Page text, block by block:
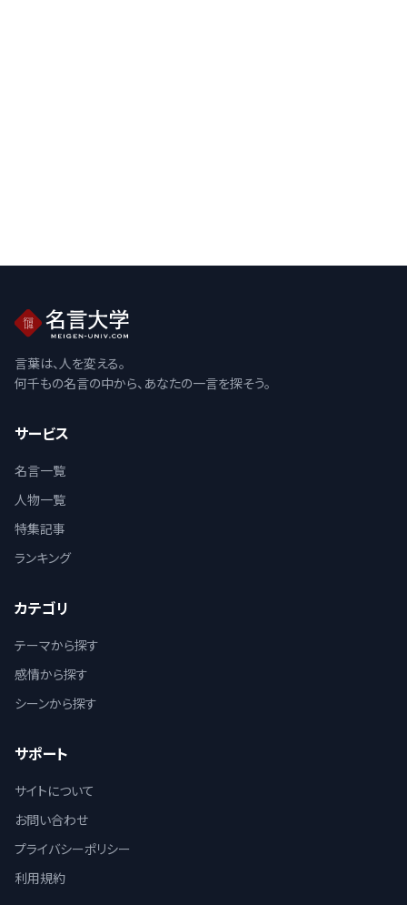
言葉は、人を変える。
何千もの名言の中から、あなたの一言を探そう。
サービス
名言一覧
人物一覧
特集記事
ランキング
カテゴリ
テーマから探す
感情から探す
シーンから探す
サポート
サイトについて
お問い合わせ
プライバシーポリシー
利用規約